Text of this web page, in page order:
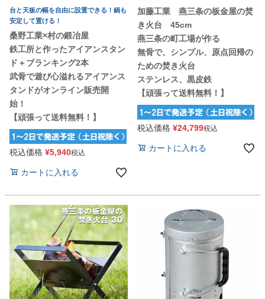
台と天板の幅を自由に設置できる！鍋も
安定して置ける！
桑野工業×村の鍛冶屋
鉄工所と作ったアイアンスタン
ド＋ブランキング2本
武骨で遊び心溢れるアイアンス
タンドがオンライン販売開
始！
【頑張って送料無料！】
税込価格 ¥5,940税込
カートに入れる
加藤工業 燕三条の板金屋の焚
き火台 45cm
燕三条の町工場が作る
無骨で、シンプル、原点回帰の
ための焚き火台
ステンレス、黒皮鉄
【頑張って送料無料！】
税込価格 ¥24,799税込
カートに入れる